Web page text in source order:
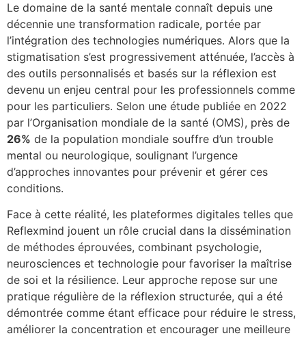
Le domaine de la santé mentale connaît depuis une
décennie une transformation radicale, portée par
l’intégration des technologies numériques. Alors que la
stigmatisation s’est progressivement atténuée, l’accès à
des outils personnalisés et basés sur la réflexion est
devenu un enjeu central pour les professionnels comme
pour les particuliers. Selon une étude publiée en 2022
par l’Organisation mondiale de la santé (OMS), près de
26% de la population mondiale souffre d’un trouble
mental ou neurologique, soulignant l’urgence
d’approches innovantes pour prévenir et gérer ces
conditions.
Face à cette réalité, les plateformes digitales telles que
Reflexmind jouent un rôle crucial dans la dissémination
de méthodes éprouvées, combinant psychologie,
neurosciences et technologie pour favoriser la maîtrise
de soi et la résilience. Leur approche repose sur une
pratique régulière de la réflexion structurée, qui a été
démontrée comme étant efficace pour réduire le stress,
améliorer la concentration et encourager une meilleure